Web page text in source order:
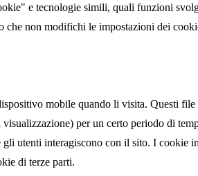
e tecnologie simili, quali funzioni
che non modifichi le impostazioni dei
mobile quando li visita. Questi
per un certo periodo di
utenti interagiscono con il sito. I cookie
di terze parti.